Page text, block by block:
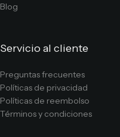
Blog
Servicio al cliente
Preguntas frecuentes
Políticas de privacidad
Políticas de reembolso
Términos y condiciones